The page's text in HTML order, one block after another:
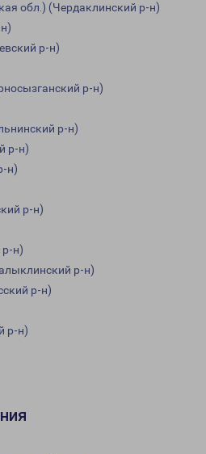
обл.) (Чердаклинский р-н)
р-н)
р-н)
р-н)
р-н)
н)
р-н)
н)
р-н)
р-н)
р-н)